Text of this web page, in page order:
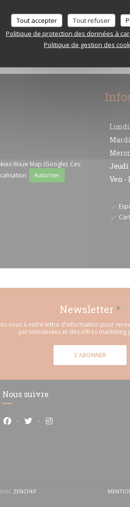
Tout accepter Tout refuser
Politique de protection des données à
Politique de gestion des
Waze Map (Google). Ces
Autoriser
Lundi
Mardi
Jeudi
Ven -
Newsletter *
vous à notre lettre d'information pour
personnalisées et des offres marketing
S'ABONNER
Nous suivre
Facebook ((ouvre une nouvelle
Twitter ((ouvre une
Instagram ((ouvre
ZENCHEF((OUVRE UNE NOUVELLE FENÊTRE))